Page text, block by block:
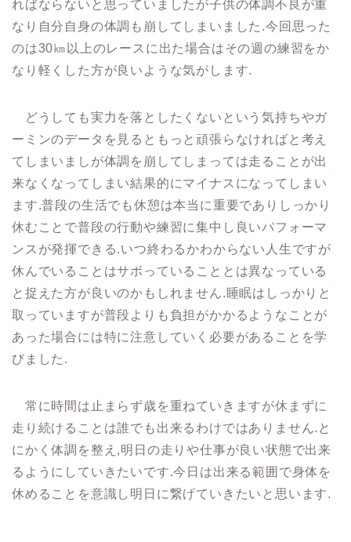
ればならないと思っていましたが子供の体調不良が重
なり自分自身の体調も崩してしまいました.今回思った
のは30㎞以上のレースに出た場合はその週の練習をか
なり軽くした方が良いような気がします.
どうしても実力を落としたくないという気持ちやガ
ーミンのデータを見るともっと頑張らなければと考え
てしまいましが体調を崩してしまっては走ることが出
来なくなってしまい結果的にマイナスになってしまい
ます.普段の生活でも休憩は本当に重要でありしっかり
休むことで普段の行動や練習に集中し良いパフォーマ
ンスが発揮できる.いつ終わるかわからない人生ですが
休んでいることはサボっていることとは異なっている
と捉えた方が良いのかもしれません.睡眠はしっかりと
取っていますが普段よりも負担がかかるようなことが
あった場合には特に注意していく必要があることを学
びました.
常に時間は止まらず歳を重ねていきますが休まずに
走り続けることは誰でも出来るわけではありません.と
にかく体調を整え,明日の走りや仕事が良い状態で出来
るようにしていきたいです.今日は出来る範囲で身体を
休めることを意識し明日に繋げていきたいと思います.